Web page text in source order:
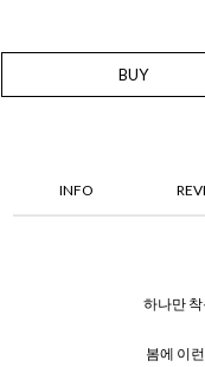
BUY
INFO
하나만 착
봄에 이